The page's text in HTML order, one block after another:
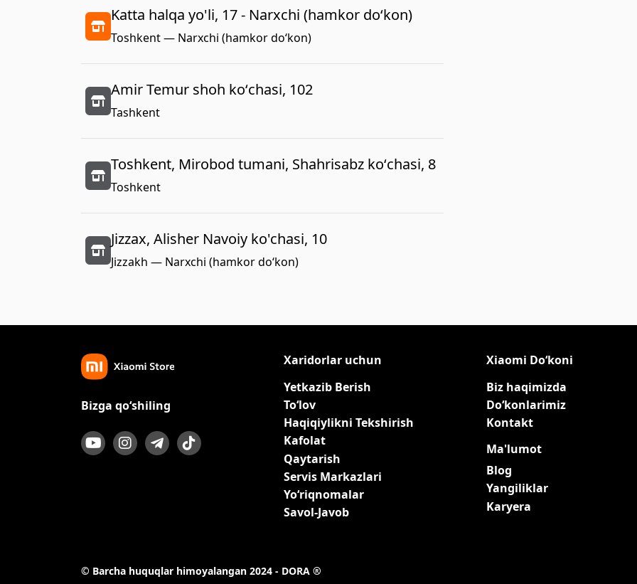
Katta halqa yo'li, 17 - Narxchi (hamkor do‘kon)
Toshkent — Narxchi (hamkor do‘kon)
Amir Temur shoh koʻchasi, 102
Tashkent
Toshkent, Mirobod tumani, Shahrisabz koʻchasi, 8
Toshkent
Jizzax, Alisher Navoiy ko'chasi, 10
Jizzakh — Narxchi (hamkor do‘kon)
Bizga qo‘shiling
Xaridorlar uchun
Yetkazib Berish
To‘lov
Haqiqiylikni Tekshirish
Kafolat
Qaytarish
Servis Markazlari
Yo‘riqnomalar
Savol-Javob
Xiaomi Do‘koni
Biz haqimizda
Do‘konlarimiz
Kontakt
Ma'lumot
Blog
Yangiliklar
Karyera
© Barcha huquqlar himoyalangan 2024 - DORA ®